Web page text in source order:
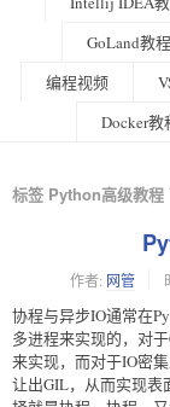
GoLand教程
编程视频
Docker教
标签 Python高级教程
作者: 网管
协程与异步IO通常在
多进程来实现的，对
来实现，而对于IO密
让出GIL，从而实现表